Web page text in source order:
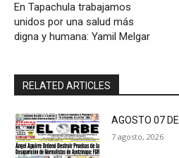
En Tapachula trabajamos
unidos por una salud más
digna y humana: Yamil Melgar
RELATED ARTICLES
AGOSTO 07
7 agosto, 2026